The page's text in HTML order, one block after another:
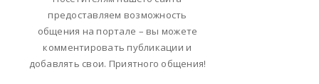
предоставляем возможность
общения на портале – вы можете
комментировать публикации и
добавлять свои. Приятного общения!